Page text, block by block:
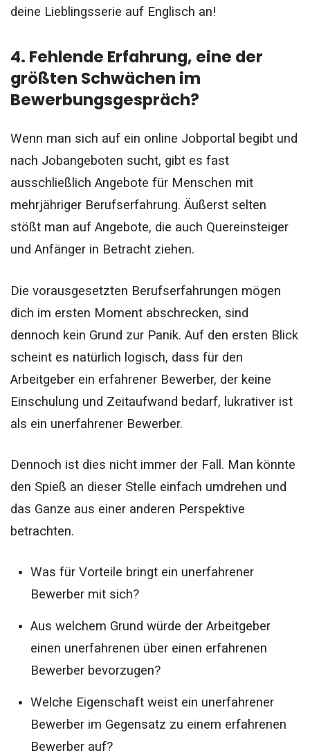
deine Lieblingsserie auf Englisch an!
4. Fehlende Erfahrung, eine der
größten Schwächen im
Bewerbungsgespräch?
Wenn man sich auf ein online Jobportal begibt und
nach Jobangeboten sucht, gibt es fast
ausschließlich Angebote für Menschen mit
mehrjähriger Berufserfahrung. Äußerst selten
stößt man auf Angebote, die auch Quereinsteiger
und Anfänger in Betracht ziehen.
Die vorausgesetzten Berufserfahrungen mögen
dich im ersten Moment abschrecken, sind
dennoch kein Grund zur Panik. Auf den ersten Blick
scheint es natürlich logisch, dass für den
Arbeitgeber ein erfahrener Bewerber, der keine
Einschulung und Zeitaufwand bedarf, lukrativer ist
als ein unerfahrener Bewerber.
Dennoch ist dies nicht immer der Fall. Man könnte
den Spieß an dieser Stelle einfach umdrehen und
das Ganze aus einer anderen Perspektive
betrachten.
Was für Vorteile bringt ein unerfahrener
Bewerber mit sich?
Aus welchem Grund würde der Arbeitgeber
einen unerfahrenen über einen erfahrenen
Bewerber bevorzugen?
Welche Eigenschaft weist ein unerfahrener
Bewerber im Gegensatz zu einem erfahrenen
Bewerber auf?